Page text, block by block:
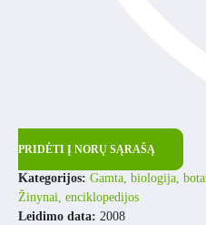
PRIDĖTI Į NORŲ SĄRAŠĄ
Kategorijos: Gamta, biologija,
Žinynai, enciklopedijos
Leidimo data: 2008